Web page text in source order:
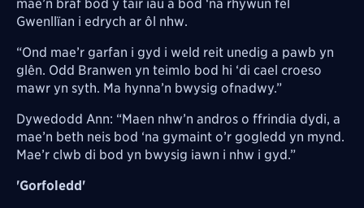
mae’n braf bod y tair iau a bod ‘na rhywun fel
Gwenllïan i edrych ar ôl nhw.
“Ond mae’r garfan i gyd i weld reit unedig a pawb yn
glên. Odd Branwen yn teimlo bod hi ‘di cael croeso
mawr yn syth. Ma hynna’n bwysig ofnadwy.”
Dywedodd Ann: “Maen nhw’n andros o ffrindia dydi, a
mae’n beth neis bod ‘na gymaint o’r gogledd yn mynd.
Mae’r clwb di bod yn bwysig iawn i nhw i gyd.”
'Gorfoledd'